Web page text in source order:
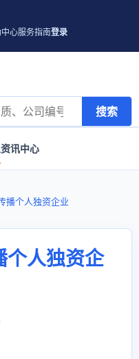
心服务指南登录
搜索
资讯中心
播个人独资企业
个人独资企